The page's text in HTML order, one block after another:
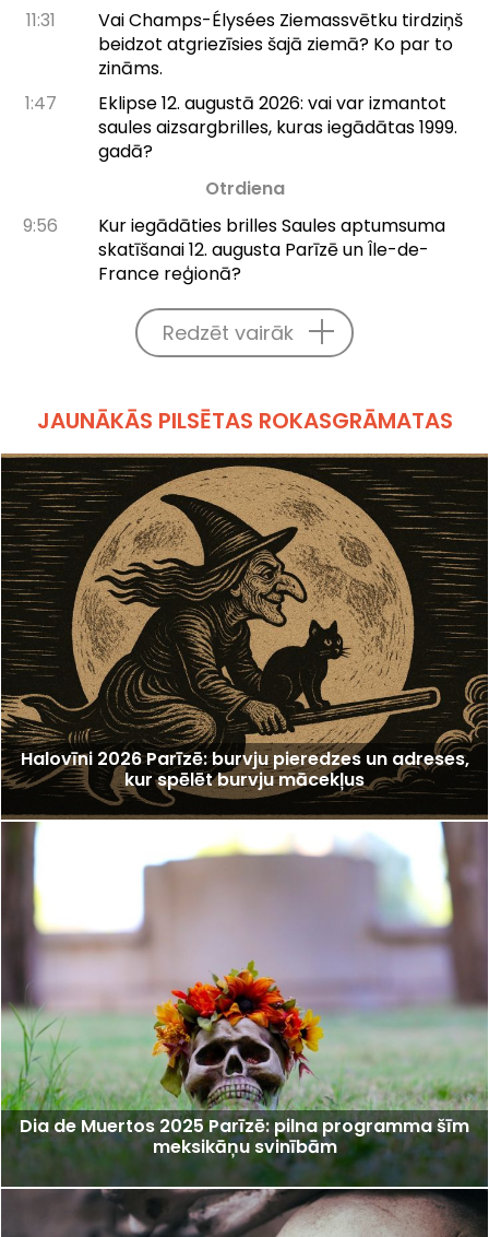
11:31
Vai Champs-Élysées Ziemassvētku tirdziņš
beidzot atgriezīsies šajā ziemā? Ko par to
zināms.
1:47
Eklipse 12. augustā 2026: vai var izmantot
saules aizsargbrilles, kuras iegādātas 1999.
gadā?
Otrdiena
9:56
Kur iegādāties brilles Saules aptumsuma
skatīšanai 12. augusta Parīzē un Île-de-
France reģionā?
Redzēt vairāk
JAUNĀKĀS PILSĒTAS ROKASGRĀMATAS
Halovīni 2026 Parīzē: burvju pieredzes un adreses,
kur spēlēt burvju mācekļus
Dia de Muertos 2025 Parīzē: pilna programma šīm
meksikāņu svinībām